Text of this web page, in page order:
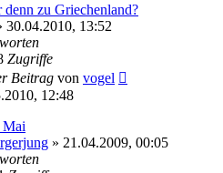
denn zu Griechenland?
30.04.2010, 13:52
Zugriffe
Beitrag von vogel
12:48
Mai
» 21.04.2009, 00:05